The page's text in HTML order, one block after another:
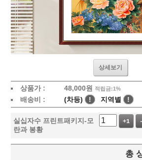
상세보기
상품가 : 48,000원 적립금:1%
배송비 : (차등) ! 지역별 !
실십자수 프린트패키지-모
란과 봉황
+1
총